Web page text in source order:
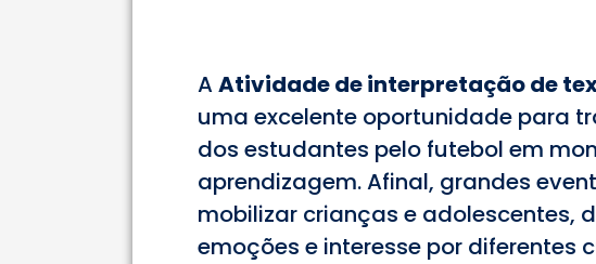
AAtividade de interpretação de
uma excelente oportunidade para
dos estudantes pelo futebol em
aprendizagem. Afinal, grandes
mobilizar crianças e adolescentes,
emoções e interesse por diferentes